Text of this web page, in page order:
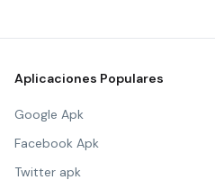
Aplicaciones Populares
Google Apk
Facebook Apk
Twitter apk